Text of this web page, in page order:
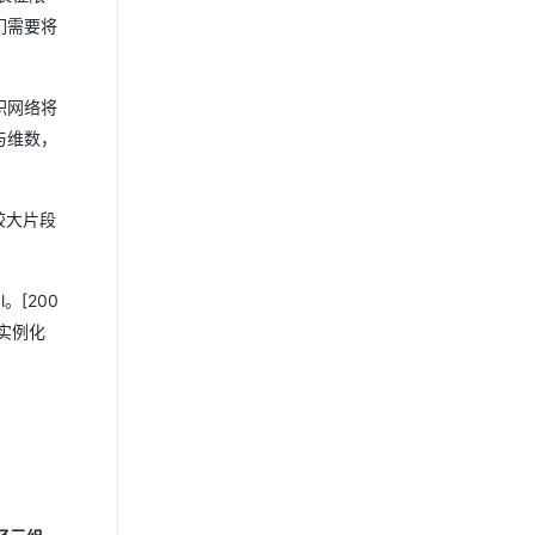
需要将
网络将
数，
大片段
。[200
例化